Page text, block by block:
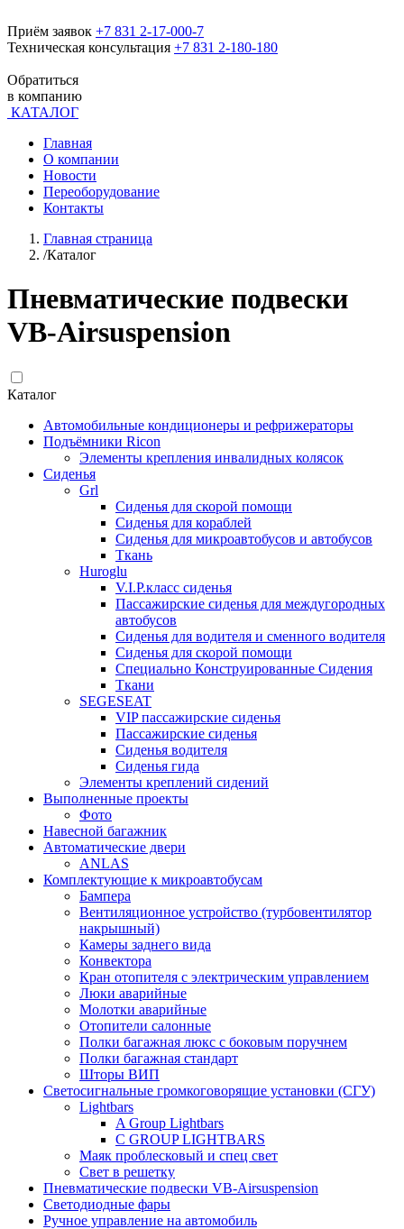
Приём заявок +7 831 2-17-000-7
Техническая консультация +7 831 2-180-180
Обратиться
в компанию
КАТАЛОГ
Главная
О компании
Новости
Переоборудование
Контакты
Главная страница
/Каталог
Пневматические подвески
VB-Airsuspension
Каталог
Автомобильные кондиционеры и рефрижераторы
Подъёмники Ricon
Элементы крепления инвалидных колясок
Сиденья
Grl
Cиденья для скорой помощи
Сиденья для кораблей
Сиденья для микроавтобусов и автобусов
Ткань
Huroglu
V.I.P.класс сиденья
Пассажирские сиденья для междугородных
автобусов
Сиденья для водителя и сменного водителя
Сиденья для скорой помощи
Специально Конструированные Сидения
Ткани
SEGESEAT
VIP пассажирские сиденья
Пассажирские сиденья
Сиденья водителя
Сиденья гида
Элементы креплений сидений
Выполненные проекты
Фото
Навесной багажник
Автоматические двери
ANLAS
Комплектующие к микроавтобусам
Бампера
Вентиляционное устройство (турбовентилятор
накрышный)
Камеры заднего вида
Конвектора
Кран отопителя с электрическим управлением
Люки аварийные
Молотки аварийные
Отопители салонные
Полки багажная люкс с боковым поручнем
Полки багажная стандарт
Шторы ВИП
Светосигнальные громкоговорящие установки (СГУ)
Lightbars
A Group Lightbars
C GROUP LIGHTBARS
Маяк проблесковый и спец свет
Свет в решетку
Пневматические подвески VB-Airsuspension
Светодиодные фары
Ручное управление на автомобиль